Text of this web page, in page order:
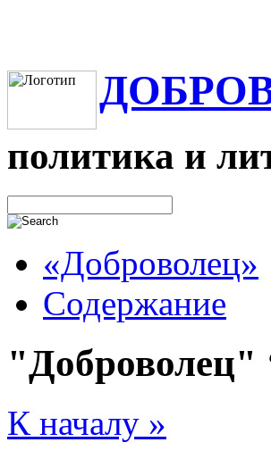
политика и
«Доброволец»
Содержание
"Доброволец"
К началу »